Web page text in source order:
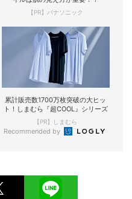
【PR】パナソニック
累計販売数1700万枚突破の大ヒッ
ト！しまむら『超COOL』シリーズ
【PR】しまむら
Recommended by